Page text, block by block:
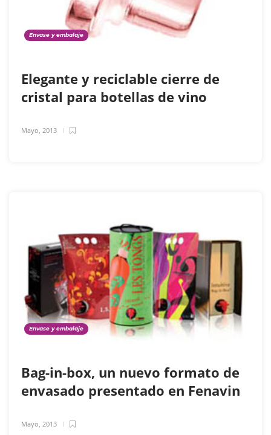
Envase y embalaje
Elegante y reciclable cierre de
cristal para botellas de vino
Mayo, 2013
Envase y embalaje
Bag-in-box, un nuevo formato de
envasado presentado en Fenavin
Mayo, 2013